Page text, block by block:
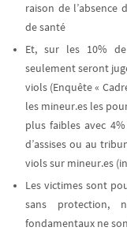
raison de
de santé
Et, sur les
10%
seulement seront
viols(Enquête «
les mineur.es les
plus faibles avec
d’assises ou au
viols sur mineur.es
Les victimes sont
sans protection,
fondamentaux ne